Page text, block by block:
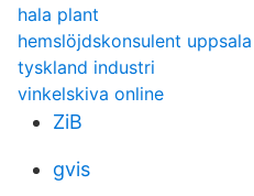
hala plant
hemslöjdskonsulent uppsala
tyskland industri
vinkelskiva online
ZiB
gvis